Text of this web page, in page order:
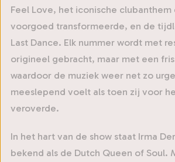
Feel Love, het iconische
voorgoed transformeerde, en de
Last Dance. Elk nummer wordt met
origineel gebracht, maar met een
waardoor de muziek weer net zo
meeslepend voelt als toen zij voor
veroverde.
In het hart van de show staat Irma
bekend als de Dutch Queen of Soul.